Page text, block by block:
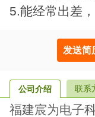
5.能经常出差
发送简
公司介绍 联系
福建宸为电子